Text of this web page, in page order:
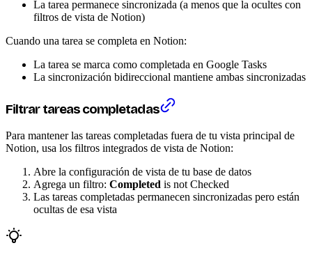
La tarea permanece sincronizada (a menos que la ocultes con
filtros de vista de Notion)
Cuando una tarea se completa en Notion:
La tarea se marca como completada en Google Tasks
La sincronización bidireccional mantiene ambas sincronizadas
Filtrar tareas completadas
Para mantener las tareas completadas fuera de tu vista principal de
Notion, usa los filtros integrados de vista de Notion:
Abre la configuración de vista de tu base de datos
Agrega un filtro: Completed is not Checked
Las tareas completadas permanecen sincronizadas pero están
ocultas de esa vista